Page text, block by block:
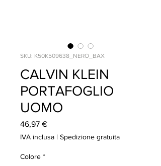
SKU: K50K509638_NERO_BAX
CALVIN KLEIN
PORTAFOGLIO
UOMO
46,97 €Prezzo
IVA inclusa | Spedizione gratuita
Colore *